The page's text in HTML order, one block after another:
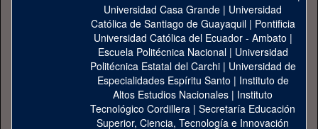
Universidad Casa Grande | Universidad
Católica de Santiago de Guayaquil| Pontificia
Universidad Católica del Ecuador - Ambato |
Escuela Politécnica Nacional| Universidad
Politécnica Estatal del Carchi| Universidad de
Especialidades Espíritu Santo | Instituto de
Altos Estudios Nacionales | Instituto
Tecnológico Cordillera | Secretaría Educación
Superior, Ciencia, Tecnología e Innovación